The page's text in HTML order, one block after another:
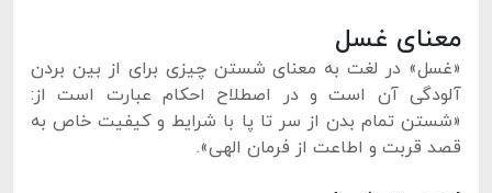
معنای غسل
«غسل» در لغت به معنای شستن چیزی برای از بین بردن
آلودگی آن است و در اصطلاح احکام عبارت است از:
«شستن تمام بدن از سر تا پا با شرایط و کیفیت خاص به
قصد قربت و اطاعت از فرمان الهی».